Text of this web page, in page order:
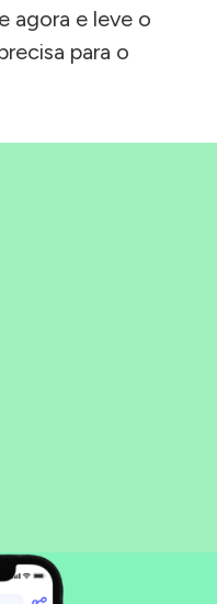
agora e leve o
para o